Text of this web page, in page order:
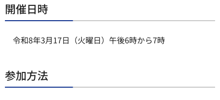
開催日時
令和8年3月17日（火曜日）午後6時から7時
参加方法